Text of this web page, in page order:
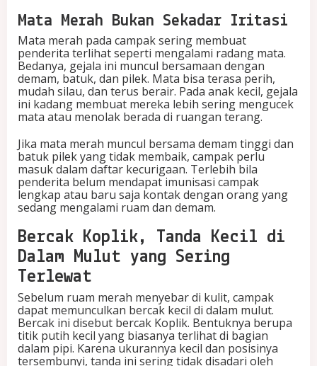
Mata Merah Bukan Sekadar Iritasi
Mata merah pada campak sering membuat
penderita terlihat seperti mengalami radang mata.
Bedanya, gejala ini muncul bersamaan dengan
demam, batuk, dan pilek. Mata bisa terasa perih,
mudah silau, dan terus berair. Pada anak kecil, gejala
ini kadang membuat mereka lebih sering mengucek
mata atau menolak berada di ruangan terang.
Jika mata merah muncul bersama demam tinggi dan
batuk pilek yang tidak membaik, campak perlu
masuk dalam daftar kecurigaan. Terlebih bila
penderita belum mendapat imunisasi campak
lengkap atau baru saja kontak dengan orang yang
sedang mengalami ruam dan demam.
Bercak Koplik, Tanda Kecil di
Dalam Mulut yang Sering
Terlewat
Sebelum ruam merah menyebar di kulit, campak
dapat memunculkan bercak kecil di dalam mulut.
Bercak ini disebut bercak Koplik. Bentuknya berupa
titik putih kecil yang biasanya terlihat di bagian
dalam pipi. Karena ukurannya kecil dan posisinya
tersembunyi, tanda ini sering tidak disadari oleh